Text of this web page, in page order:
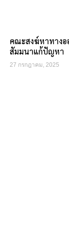
คณะสงฆ์หาทางอ
สัมมนาแก้ปัญหา
27 กรกฎาคม, 2025